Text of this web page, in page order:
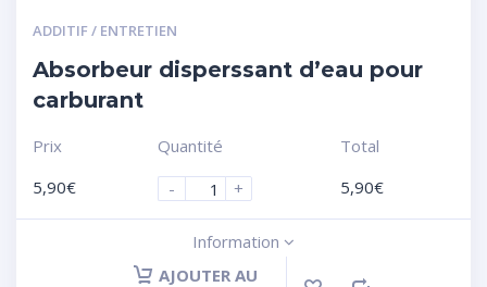
ADDITIF / ENTRETIEN
Absorbeur disperssant d’eau pour
carburant
Prix
5,90€
Quantité
-
+
Total
5,90€
Information
AJOUTER AU